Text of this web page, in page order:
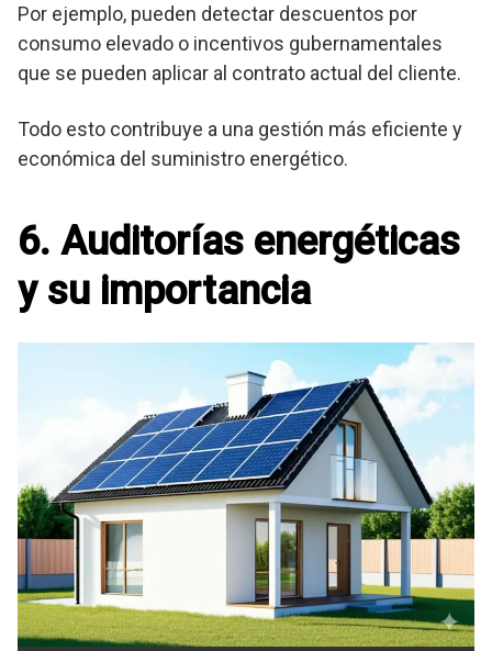
Por ejemplo, pueden detectar descuentos por
consumo elevado o incentivos gubernamentales
que se pueden aplicar al contrato actual del cliente.
Todo esto contribuye a una gestión más eficiente y
económica del suministro energético.
6. Auditorías energéticas
y su importancia